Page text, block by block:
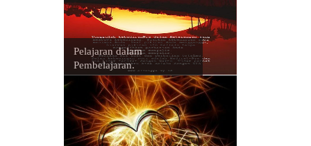
Pelajaran dalam
Pembelajaran.